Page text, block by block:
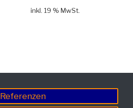
inkl. 19 % MwSt.
Referenzen